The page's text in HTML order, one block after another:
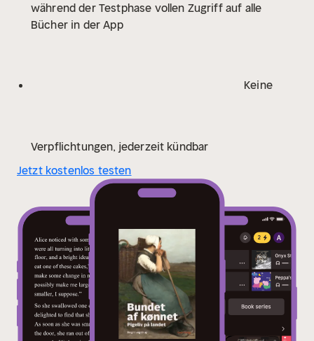
während der Testphase vollen Zugriff auf alle
Bücher in der App
Keine
Verpflichtungen, jederzeit kündbar
Jetzt kostenlos testen